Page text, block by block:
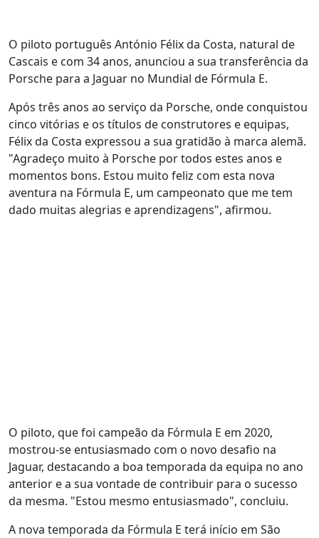
O piloto português António Félix da Costa, natural de
Cascais e com 34 anos, anunciou a sua transferência da
Porsche para a Jaguar no Mundial de Fórmula E.
Após três anos ao serviço da Porsche, onde conquistou
cinco vitórias e os títulos de construtores e equipas,
Félix da Costa expressou a sua gratidão à marca alemã.
"Agradeço muito à Porsche por todos estes anos e
momentos bons. Estou muito feliz com esta nova
aventura na Fórmula E, um campeonato que me tem
dado muitas alegrias e aprendizagens", afirmou.
O piloto, que foi campeão da Fórmula E em 2020,
mostrou-se entusiasmado com o novo desafio na
Jaguar, destacando a boa temporada da equipa no ano
anterior e a sua vontade de contribuir para o sucesso
da mesma. "Estou mesmo entusiasmado", concluiu.
A nova temporada da Fórmula E terá início em São